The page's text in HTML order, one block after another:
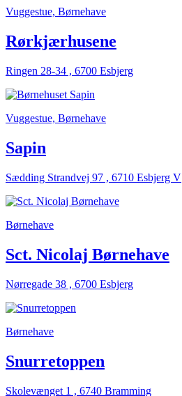
Vuggestue, Børnehave
Rørkjærhusene
Ringen 28-34 , 6700 Esbjerg
Vuggestue, Børnehave
Sapin
Sædding Strandvej 97 , 6710 Esbjerg V
Børnehave
Sct. Nicolaj Børnehave
Nørregade 38 , 6700 Esbjerg
Børnehave
Snurretoppen
Skolevænget 1 , 6740 Bramming